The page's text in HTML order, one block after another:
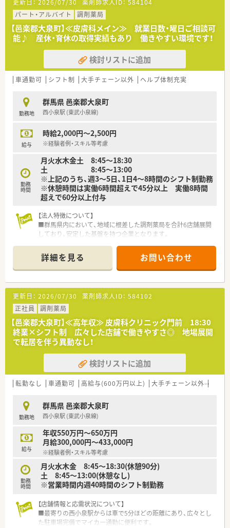
更新日： 2026/07/30 薬剤師求人ID： 584104
パート・アルバイト
調剤薬局
【邑楽郡大泉町】≪皮膚科メイン≫ 就業日数・曜日ご相談可
能♪ 産休・育休の取得実績もあり 働きやすい環境です！
検討リストに追加
車通勤可 シフト制 大手チェーン以外 ヘルプ体制充実
勤務地
群馬県 邑楽郡大泉町
西小泉駅 (東武小泉線)
給与
時給2,000円～2,500円
※経験者例・スキル等考慮
勤務
時間
月火水木金土 8:45～18:30
土 8:45～13:00
※上記のうち、週3～5日、1日4～8時間のシフト制勤務
※休憩時間は実働6時間超えで45分以上 実働8時間
超えで60分以上付与
【法人特徴について】
■群馬県内において、地域に根差した調剤薬局を合計6店舗展開
しており、安定した基盤を持つ企業となります。
や育成活動に対しても積極的に取り組んでいます。
■患者様がほっこりする地域ネタを発信するなど、コミュニケー
ションツールの活用にも力を入れている法人です。
詳細を見る お問い合わせ
更新日： 2026/07/30 薬剤師求人ID： 584102
正社員
調剤薬局
【邑楽郡大泉町】≪高年収≫ 皮膚科クリニック門前 18:30
終業×シフト制 広々した店舗で働きやすさ◎ 地場展開
で転居を伴う異動なし！
検討リストに追加
転勤なし 車通勤可 高給与(600万円以上) 大手チェーン以外
勤務地
群馬県 邑楽郡大泉町
西小泉駅 (東武小泉線)
給与
年収550万円～650万円
月給300,000円～433,000円
※経験者例・スキル等考慮
勤務
時間
月火水木金 8:45～18:30(休憩90分)
土 8:45～13:00(休憩なし)
※営業時間内週40時間のシフト制勤務
【店舗情報と応需状況について】
■最寄りの西小泉駅からは車で5分ほどの距離にあり、広々とし
た駐車場完備でマイカー通勤に便利です。